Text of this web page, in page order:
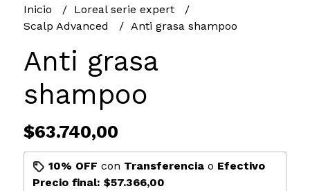
Inicio
Loreal serie expert
Scalp Advanced
Anti grasa shampoo
Anti grasa
shampoo
$63.740,00
10% OFF con Transferenciao Efectivo
Precio final: $57.366,00